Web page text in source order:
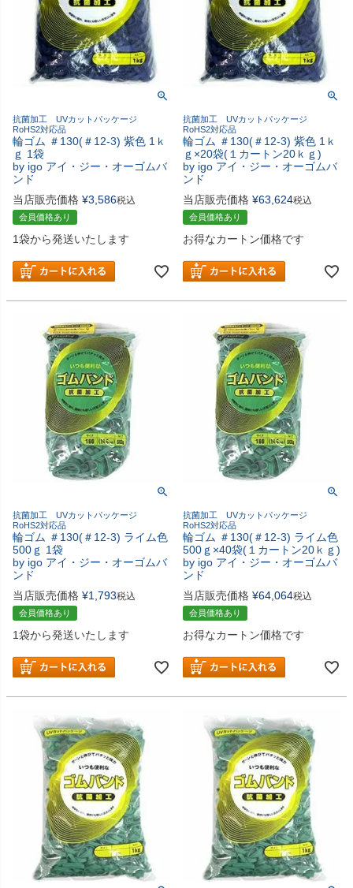
抗菌加工 UVカットパッケージ
RoHS2対応品
輪ゴム ＃130(＃12-3) 紫色 1ｋ
ｇ 1袋
by igo アイ・ジー・オーゴムバ
ンド
当店販売価格 ¥3,586税込
会員価格あり
1袋から発送いたします
抗菌加工 UVカットパッケージ
RoHS2対応品
輪ゴム ＃130(＃12-3) 紫色 1ｋ
ｇ×20袋(１カートン20ｋｇ)
by igo アイ・ジー・オーゴムバ
ンド
当店販売価格 ¥63,624税込
会員価格あり
お得なカートン価格です
抗菌加工 UVカットパッケージ
RoHS2対応品
輪ゴム ＃130(＃12-3) ライム色
500ｇ 1袋
by igo アイ・ジー・オーゴムバ
ンド
当店販売価格 ¥1,793税込
会員価格あり
1袋から発送いたします
抗菌加工 UVカットパッケージ
RoHS2対応品
輪ゴム ＃130(＃12-3) ライム色
500ｇ×40袋(１カートン20ｋｇ)
by igo アイ・ジー・オーゴムバ
ンド
当店販売価格 ¥64,064税込
会員価格あり
お得なカートン価格です